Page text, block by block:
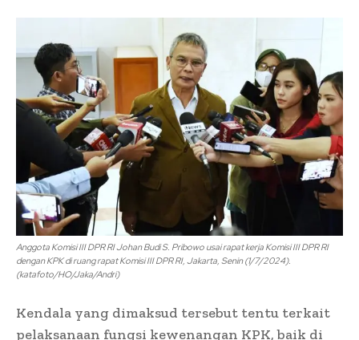
Anggota Komisi III DPR RI Johan Budi S. Pribowo usai rapat kerja Komisi III DPR RI
dengan KPK di ruang rapat Komisi III DPR RI, Jakarta, Senin (1/7/2024).
(katafoto/HO/Jaka/Andri)
Kendala yang dimaksud tersebut tentu terkait
pelaksanaan fungsi kewenangan KPK, baik di